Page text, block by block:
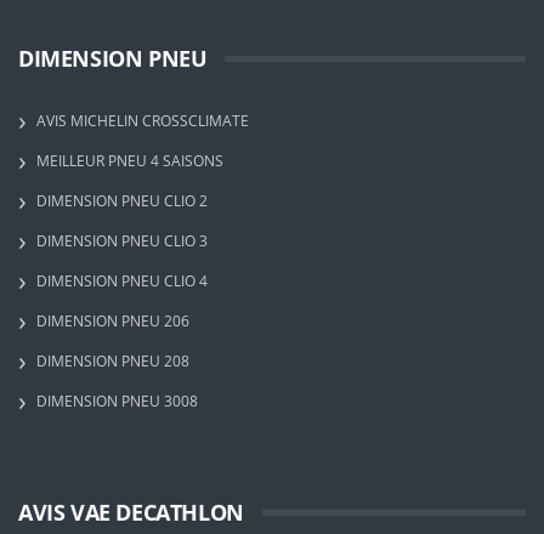
DIMENSION PNEU
AVIS MICHELIN CROSSCLIMATE
MEILLEUR PNEU 4 SAISONS
DIMENSION PNEU CLIO 2
DIMENSION PNEU CLIO 3
DIMENSION PNEU CLIO 4
DIMENSION PNEU 206
DIMENSION PNEU 208
DIMENSION PNEU 3008
AVIS VAE DECATHLON